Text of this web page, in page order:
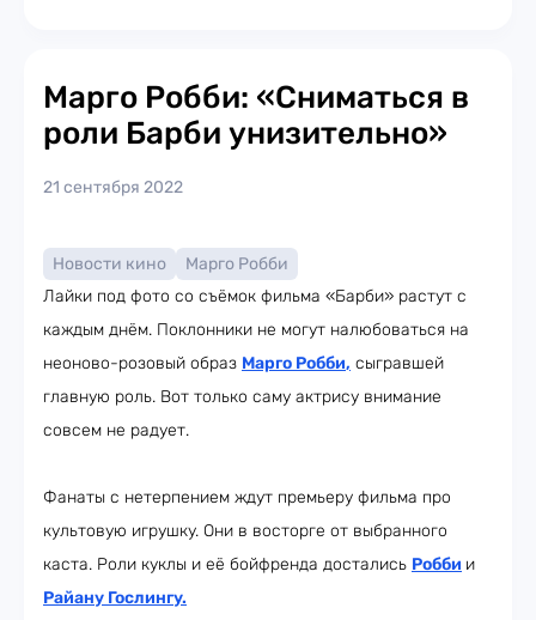
Марго Робби: «Сниматься в
роли Барби унизительно»
21 сентября 2022
Новости кино
Марго Робби
Лайки под фото со съёмок фильма «Барби» растут с
каждым днём. Поклонники не могут налюбоваться на
неоново-розовый образ Марго Робби, сыгравшей
главную роль. Вот только саму актрису внимание
совсем не радует.
Фанаты с нетерпением ждут премьеру фильма про
культовую игрушку. Они в восторге от выбранного
каста. Роли куклы и её бойфренда достались Робби и
Райану Гослингу.